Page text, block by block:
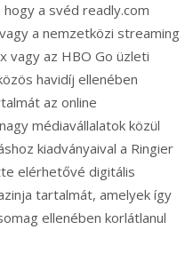
a svéd readly.com
a nemzetközi streaming
vagy az HBO Go üzleti
havidíj ellenében
az online
médiavállalatok közül
kiadványaival a Ringier
elérhetővé digitális
tartalmát, amelyek így
ellenében korlátlanul